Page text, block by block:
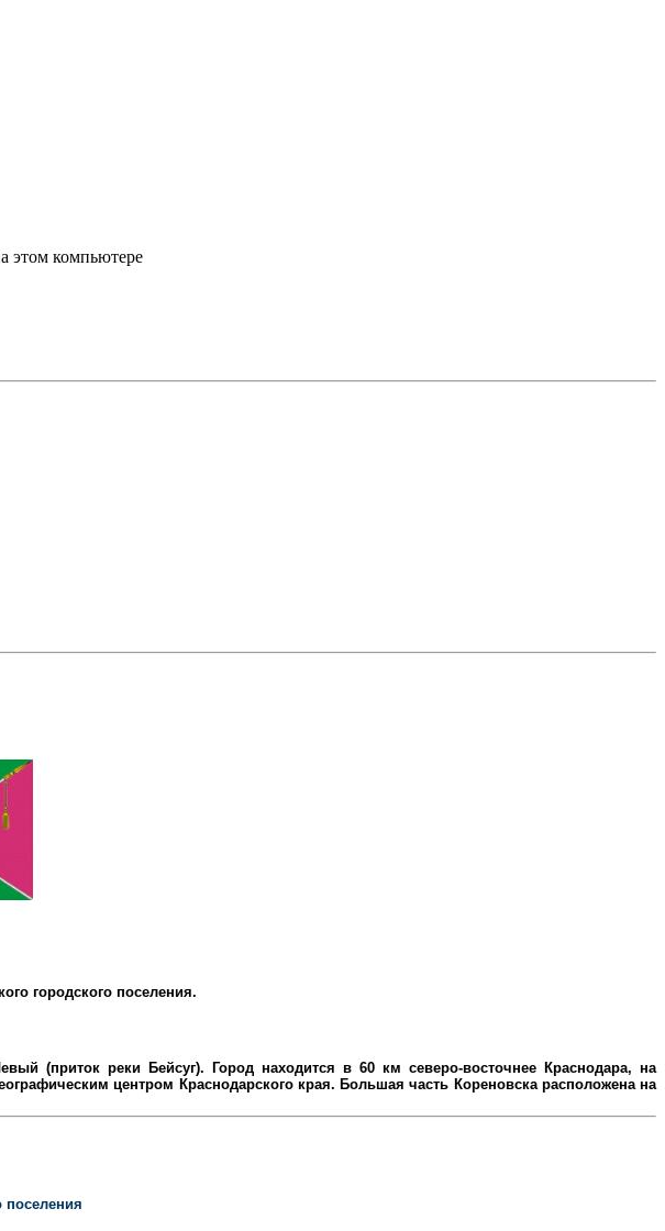
этом компьютере
городского поселения.
(приток реки Бейсуг). Город находится в 60 км северо-восточнее Краснодара, на
центром Краснодарского края. Большая часть Кореновска расположена на
поселения